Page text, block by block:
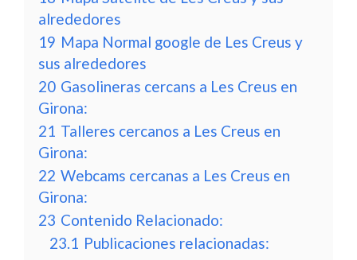
alrededores
19 Mapa Normal google de Les Creus y
sus alrededores
20 Gasolineras cercans a Les Creus en
Girona:
21 Talleres cercanos a Les Creus en
Girona:
22 Webcams cercanas a Les Creus en
Girona:
23 Contenido Relacionado:
23.1 Publicaciones relacionadas: